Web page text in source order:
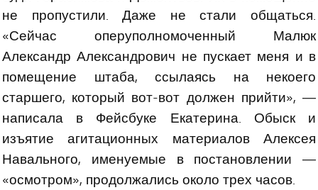
не пропустили. Даже не стали общаться.
«Сейчас оперуполномоченный Малюк
Александр Александрович не пускает меня и в
помещение штаба, ссылаясь на некоего
старшего, который вот-вот должен прийти», —
написала в Фейсбуке Екатерина. Обыск и
изъятие агитационных материалов Алексея
Навального, именуемые в постановлении —
«осмотром», продолжались около трех часов.